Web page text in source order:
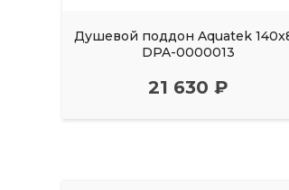
Душевой поддон Aquatek
DPA-0000013
21 630 ₽